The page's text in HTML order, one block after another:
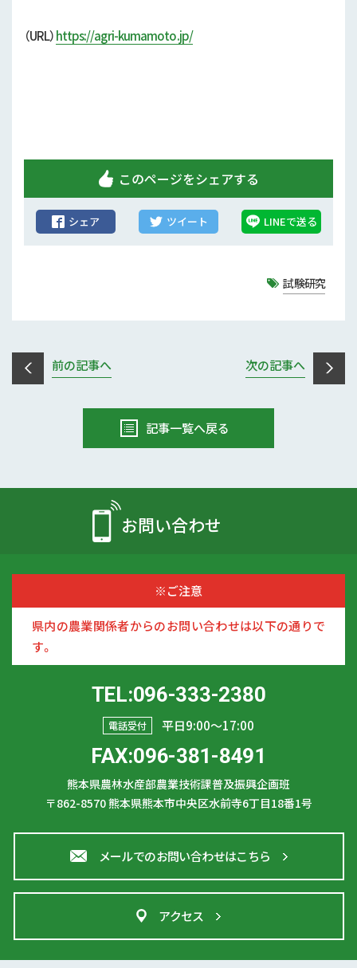
（URL）https://agri-kumamoto.jp/
このページをシェアする
シェア ツイート LINEで送る
試験研究
前の記事へ 次の記事へ
記事一覧へ戻る
お問い合わせ
※ご注意
県内の農業関係者からのお問い合わせは以下の通りで
す。
TEL:096-333-2380
電話受付 平日9:00〜17:00
FAX:096-381-8491
熊本県農林水産部農業技術課普及振興企画班
〒862-8570熊本県熊本市中央区水前寺6丁目18番1号
メールでのお問い合わせはこちら
アクセス